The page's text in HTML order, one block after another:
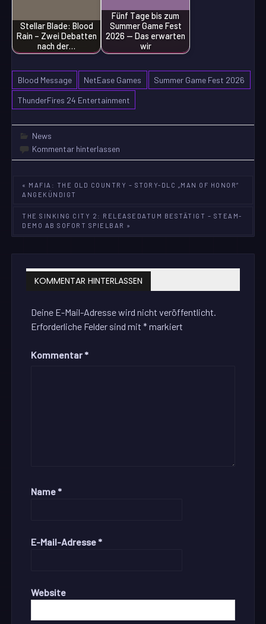
Stellar Blade: Blood
Rain – Zwei Debatten
nach der…
Fünf Tage bis zum
Summer Game Fest
2026 — Das erwarten
wir
Blood Message NetEase Games
Summer Game Fest 2026
ThunderFires 24 Entertainment
News
Kommentar hinterlassen
Beitragsnavigation
« MAFIA: THE OLD COUNTRY – STORY-DLC „MAN OF HONOR“
ANGEKÜNDIGT
THE SINKING CITY 2: RELEASEDATUM BESTÄTIGT – STEAM-
DEMO AB SOFORT SPIELBAR »
KOMMENTAR HINTERLASSEN
Deine E-Mail-Adresse wird nicht veröffentlicht.
Erforderliche Felder sind mit*markiert
Kommentar *
Name *
E-Mail-Adresse *
Website